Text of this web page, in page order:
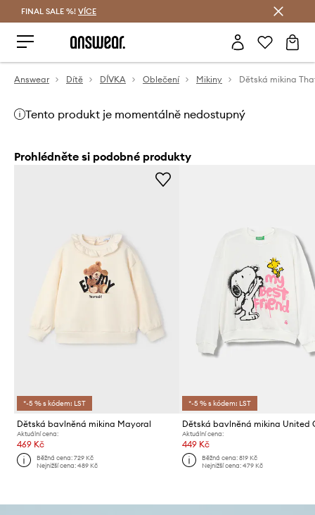
FINAL SALE %! VÍCE
Answear Dítě DÍVKA Oblečení Mikiny Dětská mikina
Tento produkt je momentálně nedostupný
Prohlédněte si podobné produkty
*-5 % s kódem: LST
Dětská bavlněná mikina Mayoral
Aktuální cena:
469 Kč
Běžná cena:729 Kč
Nejnižší cena:489 Kč
*-5 % s kódem: LST
Aktuální cena:
449 Kč
Běžná cena: 819 Kč
Nejnižší cena: 479 Kč